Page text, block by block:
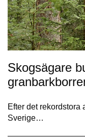
Skogsägare
Efter det rekordstora
Sverige…